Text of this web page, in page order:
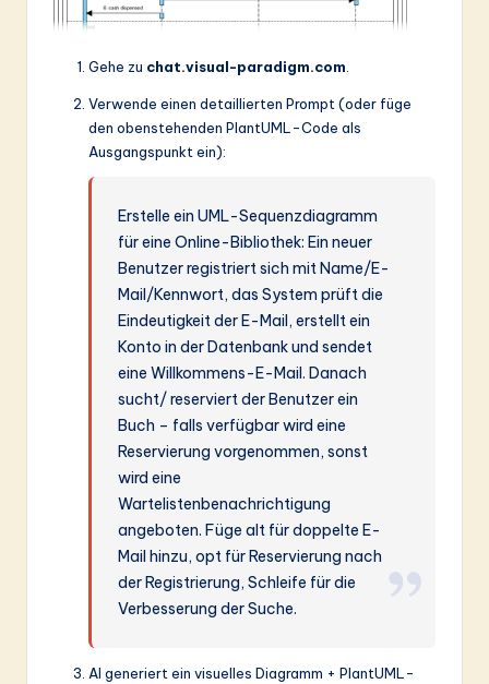
Gehe zu chat.visual-paradigm.com
Verwende einen detaillierten Prompt (oder füge
den obenstehenden PlantUML-Code als
Ausgangspunkt ein):
Erstelle ein UML-Sequenzdiagramm
für eine Online-Bibliothek: Ein neuer
Benutzer registriert sich mit Name/E-
Mail/Kennwort, das System prüft die
Eindeutigkeit der E-Mail, erstellt ein
Konto in der Datenbank und sendet
eine Willkommens-E-Mail. Danach
sucht/ reserviert der Benutzer ein
Buch – falls verfügbar wird eine
Reservierung vorgenommen, sonst
wird eine
Wartelistenbenachrichtigung
angeboten. Füge alt für doppelte E-
Mail hinzu, opt für Reservierung nach
der Registrierung, Schleife für die
Verbesserung der Suche.
AI generiert ein visuelles Diagramm + PlantUML-